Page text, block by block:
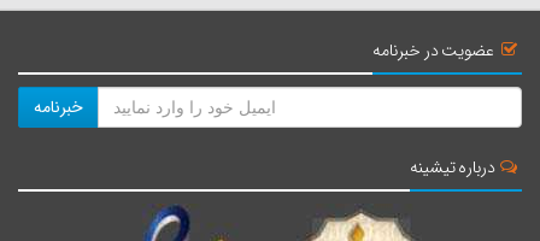
عضویت در خبرنامه
خبرنامه
درباره تیشینه